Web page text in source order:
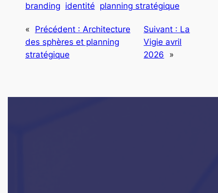
branding identité planning stratégique
« Précédent : Architecture
des sphères et planning
stratégique
Suivant : La
Vigie avril
2026
»